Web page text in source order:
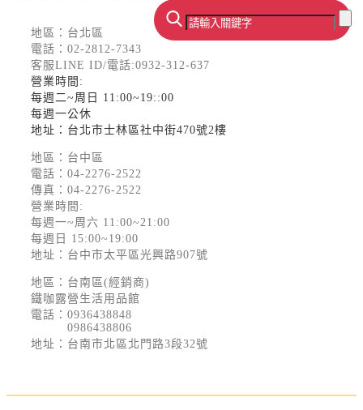
地區：台北區
電話： 02-2812-7343
客服LINE ID/電話:0932-312-637
營業時間:
每週二~周日 11:00~19::00
每週一公休
地址：台北市士林區社中街470號2樓
地區：台中區
電話： 04-2276-2522
傳真：04-2276-2522
營業時間:
每週一~周六 11:00~21:00
每週日 15:00~19:00
地址：台中市太平區光興路907號
地區：台南區(經銷商)
鐵咖露營生活用品館
電話： 0936438848
0986438806
地址：台南市北區北門路3段32號